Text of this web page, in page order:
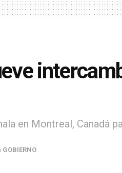
en Montreal, Canadá
GOBIERNO